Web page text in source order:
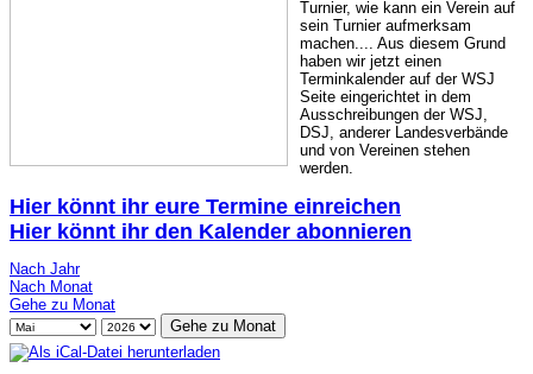
Turnier, wie kann ein Verein auf
sein Turnier aufmerksam
machen.... Aus diesem Grund
haben wir jetzt einen
Terminkalender auf der WSJ
Seite eingerichtet in dem
Ausschreibungen der WSJ,
DSJ, anderer Landesverbände
und von Vereinen stehen
werden.
Hier könnt ihr eure Termine einreichen
Hier könnt ihr den Kalender abonnieren
Nach Jahr
Nach Monat
Gehe zu Monat
Gehe zu Monat